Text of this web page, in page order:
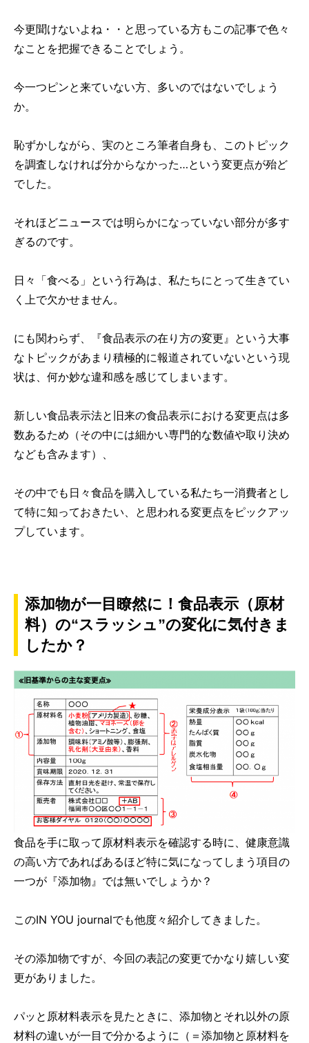
今更聞けないよね・・と思っている方もこの記事で色々
なことを把握できることでしょう。
今一つピンと来ていない方、多いのではないでしょう
か。
恥ずかしながら、実のところ筆者自身も、このトピック
を調査しなければ分からなかった…という変更点が殆ど
でした。
それほどニュースでは明らかになっていない部分が多す
ぎるのです。
日々「食べる」という行為は、私たちにとって生きてい
く上で欠かせません。
にも関わらず、『食品表示の在り方の変更』という大事
なトピックがあまり積極的に報道されていないという現
状は、何か妙な違和感を感じてしまいます。
新しい食品表示法と旧来の食品表示における変更点は多
数あるため（その中には細かい専門的な数値や取り決め
なども含みます）、
その中でも日々食品を購入している私たち一消費者とし
て特に知っておきたい、と思われる変更点をピックアッ
プしています。
添加物が一目瞭然に！食品表示（原材
料）の“スラッシュ”の変化に気付きま
したか？
食品を手に取って原材料表示を確認する時に、健康意識
の高い方であればあるほど特に気になってしまう項目の
一つが『添加物』では無いでしょうか？
このIN YOU journalでも他度々紹介してきました。
その添加物ですが、今回の表記の変更でかなり嬉しい変
更がありました。
パッと原材料表示を見たときに、添加物とそれ以外の原
材料の違いが一目で分かるように（＝添加物と原材料を